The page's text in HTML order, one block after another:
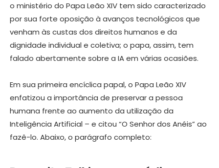
o ministério do Papa Leão XIV tem sido caracterizado
por sua forte oposição à avanços tecnológicos que
venham às custas dos direitos humanos e da
dignidade individual e coletiva; o papa, assim, tem
falado abertamente sobre a IA em várias ocasiões.
Em sua primeira encíclica papal, o Papa Leão XIV
enfatizou a importância de preservar a pessoa
humana frente ao aumento da utilização da
Inteligência Artificial – e citou “O Senhor dos Anéis” ao
fazê-lo. Abaixo, o parágrafo completo: